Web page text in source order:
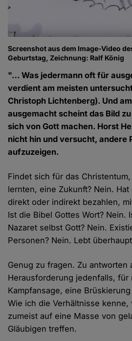
Screenshot aus dem Image-Video
Geburtstag, Zeichnung: Ralf König
"… Was jedermann oft für
verdient am meisten
Christoph Lichtenberg). Und
ausgemacht scheint das Bild
sich von Gott machen. Horst
nicht hin und versucht, andere
aufzuzeigen.
Findet sich für das
lernten, eine Zukunft? Nein.
direkt oder indirekt bezahlen,
Ist die Bibel Gottes Wort? Nein.
Nazaret selbst Gott? Nein.
Personen? Nein. Lebt
Genug zu fragen. Zu antworten
Herausforderung jedenfalls, für
Kampfansage, eine
Wie ich die Verhältnisse kenne,
zumeist auf eine Masse von
Gläubigen treffen.